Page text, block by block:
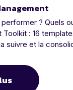
? Quels
: 16
suivre et la